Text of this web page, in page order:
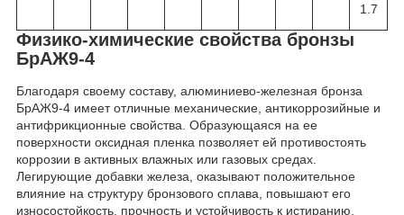
1.7
Физико-химические свойства бронзы
БрАЖ9-4
Благодаря своему составу, алюминиево-железная бронза
БрАЖ9-4 имеет отличные механические, антикоррозийные и
антифрикционные свойства. Образующаяся на ее
поверхности оксидная пленка позволяет ей противостоять
коррозии в активных влажных или газовых средах.
Легирующие добавки железа, оказывают положительное
влияние на структуру бронзового сплава, повышают его
износостойкость, прочность и устойчивость к истиранию.